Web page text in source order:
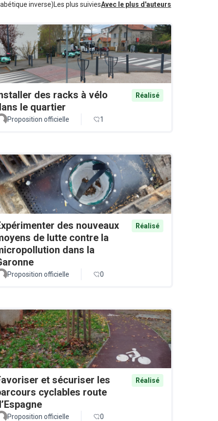
inverse) Les plus suiviesAvec le plus d'auteurs
des racks à vélo
le quartier
Réalisé
Proposition officielle 1
des nouveaux
de lutte contre la
dans la
Réalisé
Proposition officielle 0
et sécuriser les
cyclables route
Réalisé
Proposition officielle 0